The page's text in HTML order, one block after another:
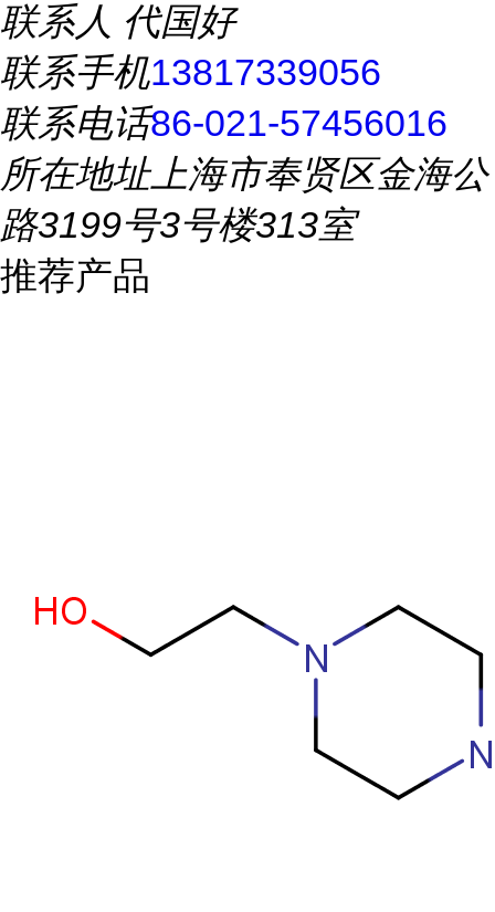
联系人 代国好
联系手机13817339056
联系电话86-021-57456016
所在地址上海市奉贤区金海公
路3199号3号楼313室
推荐产品